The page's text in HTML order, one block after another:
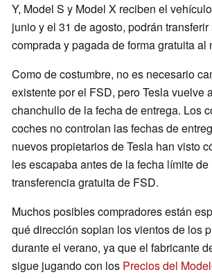
Y, Model S y Model X reciben el
junio y el 31 de agosto, podrán
comprada y pagada de forma gratuita al
Como de costumbre, no es necesario
existente por el FSD, pero Tesla vuelve
chanchullo de la fecha de entrega. Los
coches no controlan las fechas de
nuevos propietarios de Tesla han visto
les escapaba antes de la fecha límite
transferencia gratuita de FSD.
Muchos posibles compradores están
qué dirección soplan los vientos de los
durante el verano, ya que el fabricante
sigue jugando con los Precios del